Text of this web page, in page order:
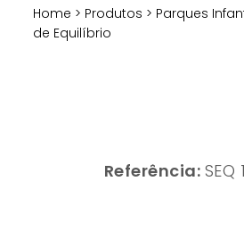
Home > Produtos > Parques
de Equilíbrio
Referência: SEQ